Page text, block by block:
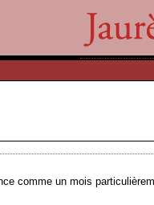
comme un mois